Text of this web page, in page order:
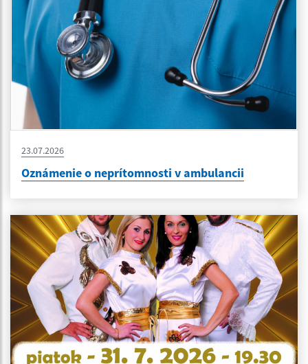
23.07.2026
Oznámenie o neprítomnosti v ambulancii